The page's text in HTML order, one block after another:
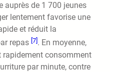
auprès de 1 700 jeunes
lentement favorise une
et réduit la
repas [7]. En moyenne,
rapidement consomment
par minute, contre